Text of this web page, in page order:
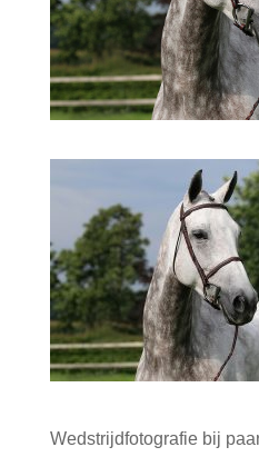
Wedstrijdfotografie bij